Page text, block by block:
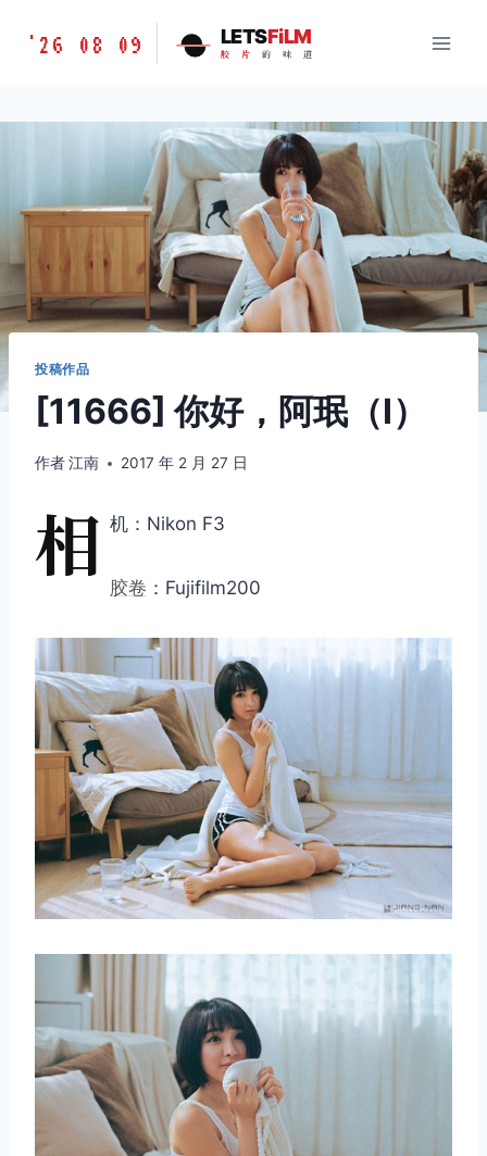
胶
味
'26 08 09 LETSFiLM
胶 片 的 味 道
投稿作品
[11666] 你好，阿珉（I）
作者江南 2017 年 2 月 27 日
相 机：Nikon F3
胶卷 ：Fujifilm200